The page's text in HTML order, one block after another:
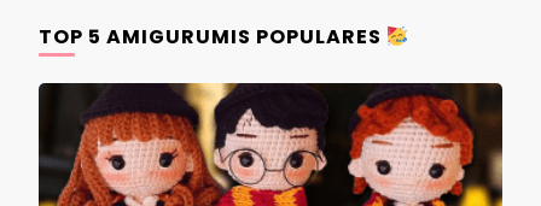
TOP 5 AMIGURUMIS POPULARES